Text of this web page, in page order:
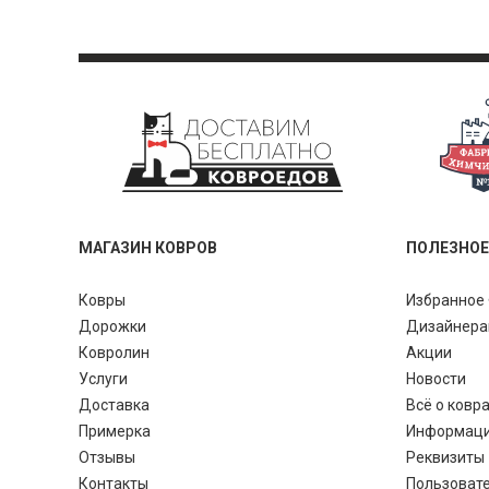
МАГАЗИН КОВРОВ
Ковры
Дорожки
Ковролин
Услуги
Доставка
Примерка
Отзывы
Контакты
ПОЛЕЗНОЕ
Акции
Новости
Всё о
Реквизиты